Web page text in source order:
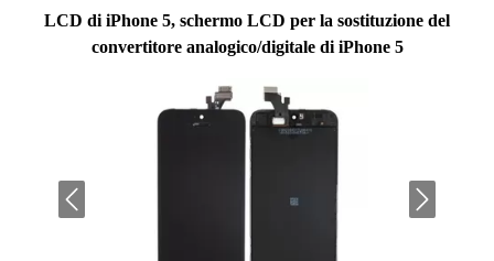
LCD di iPhone 5, schermo LCD per la sostituzione del
convertitore analogico/digitale di iPhone 5